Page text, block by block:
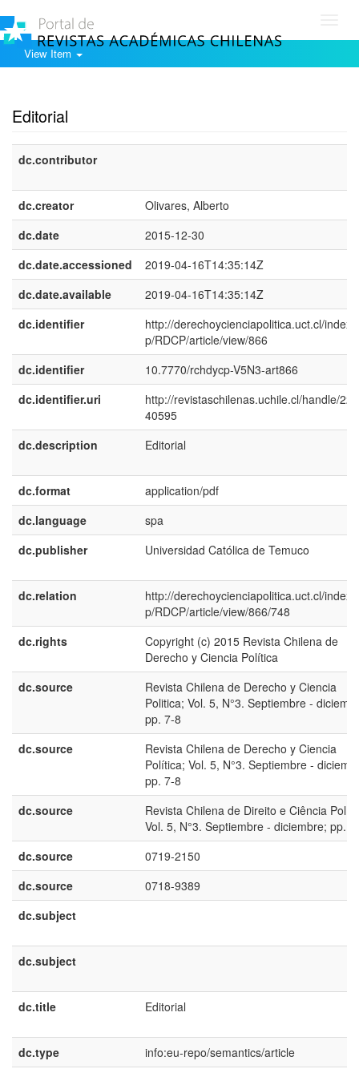
View Item
Editorial
dc.contributor
dc.creator
Olivares, Alberto
dc.date
2015-12-30
dc.date.accessioned
2019-04-16T14:35:14Z
dc.date.available
2019-04-16T14:35:14Z
dc.identifier
http://derechoycienciapolitica.uct.cl/
p/RDCP/article/view/866
dc.identifier
10.7770/rchdycp-V5N3-art866
dc.identifier.uri
http://revistaschilenas.uchile.cl/handle/
40595
dc.description
Editorial
dc.format
application/pdf
dc.language
spa
dc.publisher
Universidad Católica de Temuco
dc.relation
http://derechoycienciapolitica.uct.cl/
p/RDCP/article/view/866/748
dc.rights
Copyright (c) 2015 Revista Chilena de
Derecho y Ciencia Política
dc.source
Revista Chilena de Derecho y Ciencia
Politica; Vol. 5, N°3. Septiembre -
pp. 7-8
dc.source
Revista Chilena de Derecho y Ciencia
Política; Vol. 5, N°3. Septiembre -
pp. 7-8
dc.source
Revista Chilena de Direito e Ciência
Vol. 5, N°3. Septiembre - diciembre; pp.
dc.source
0719-2150
dc.source
0718-9389
dc.subject
dc.subject
dc.title Editorial
dc.type
info:eu-repo/semantics/article